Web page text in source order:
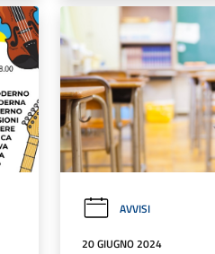
AVVISI
20 GIUGNO 2024